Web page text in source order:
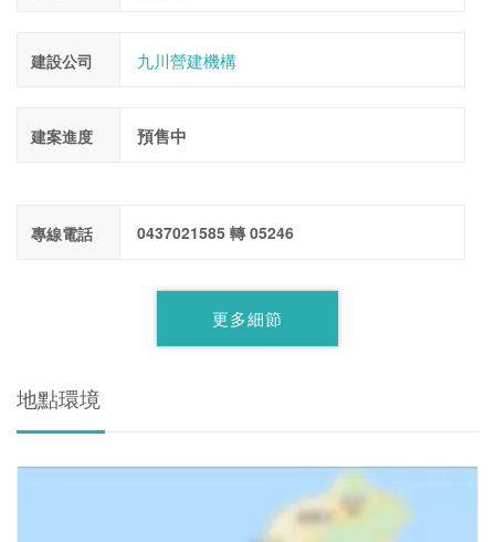
建設公司 九川營建機構
建案進度 預售中
專線電話 0437021585 轉 05246
更多細節
地點環境